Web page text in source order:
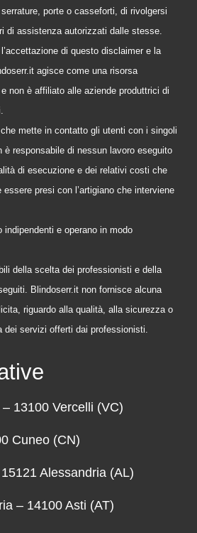
porte o casseforti, di rivolgersi
di assistenza autorizzati dalle stesse.
di questo disclaimer e la
agisce come una risorsa
non è affiliato alle aziende produttrici di
mette in contatto gli utenti con i singoli
è responsabile di nessun lavoro eseguito
di esecuzione e dei relativi costi che
presi con l’artigiano che interviene
e operano in modo
della scelta dei professionisti e della
Blindoserr.it non fornisce alcuna
riguardo alla qualità, alla sicurezza o
dei servizi offerti dai professionisti.
13100 Vercelli (VC)
Cuneo (CN)
Alessandria (AL)
– 14100 Asti (AT)